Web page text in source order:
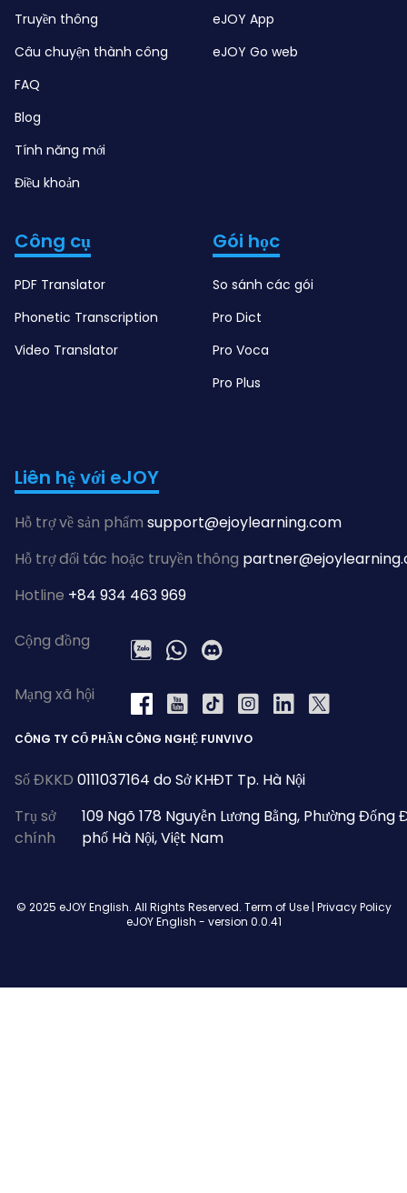
Truyền thông
Câu chuyện thành công
FAQ
Blog
Tính năng mới
Điều khoản
eJOY App
eJOY Go web
Công cụ
PDF Translator
Phonetic Transcription
Video Translator
Gói học
So sánh các gói
Pro Dict
Pro Voca
Pro Plus
Liên hệ với eJOY
Hỗ trợ về sản phẩm support@ejoylearning.com
Hỗ trợ đối tác hoặc truyền thông
Hotline +84 934 463 969
Cộng đồng
Mạng xã hội
CÔNG TY CỔ PHẦN CÔNG NGHỆ FUNVIVO
Số ĐKKD 0111037164 do Sở KHĐT Tp. Hà Nội
Trụ sở
chính
109 Ngõ 178 Nguyễn Lương Bằng, Phường Đống
phố Hà Nội, Việt Nam
© 2025 eJOY English. All Rights Reserved. Term of Use| Privacy Policy
eJOY English - version 0.0.41